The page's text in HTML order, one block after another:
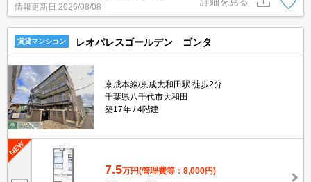
情報更新日 2026/08/08
賃貸マンション レオパレスゴールデン ゴンタ
京成本線/京成大和田駅 徒歩2分
千葉県八千代市大和田
築17年
4階建
7.5万円(管理費等：8,000円)